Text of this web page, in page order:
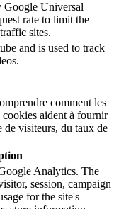
Google Universal
rate to limit the
sites.
and is used to track
comment les
cookies aident à fournir
de visiteurs, du taux de
Analytics. The
session, campaign
for the site's